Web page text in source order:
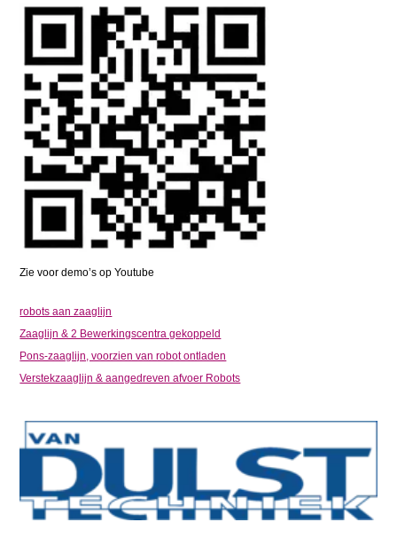
Zie voor demo’s op Youtube
robots aan zaaglijn
Zaaglijn & 2 Bewerkingscentra gekoppeld
Pons-zaaglijn, voorzien van robot ontladen
Verstekzaaglijn & aangedreven afvoer Robots